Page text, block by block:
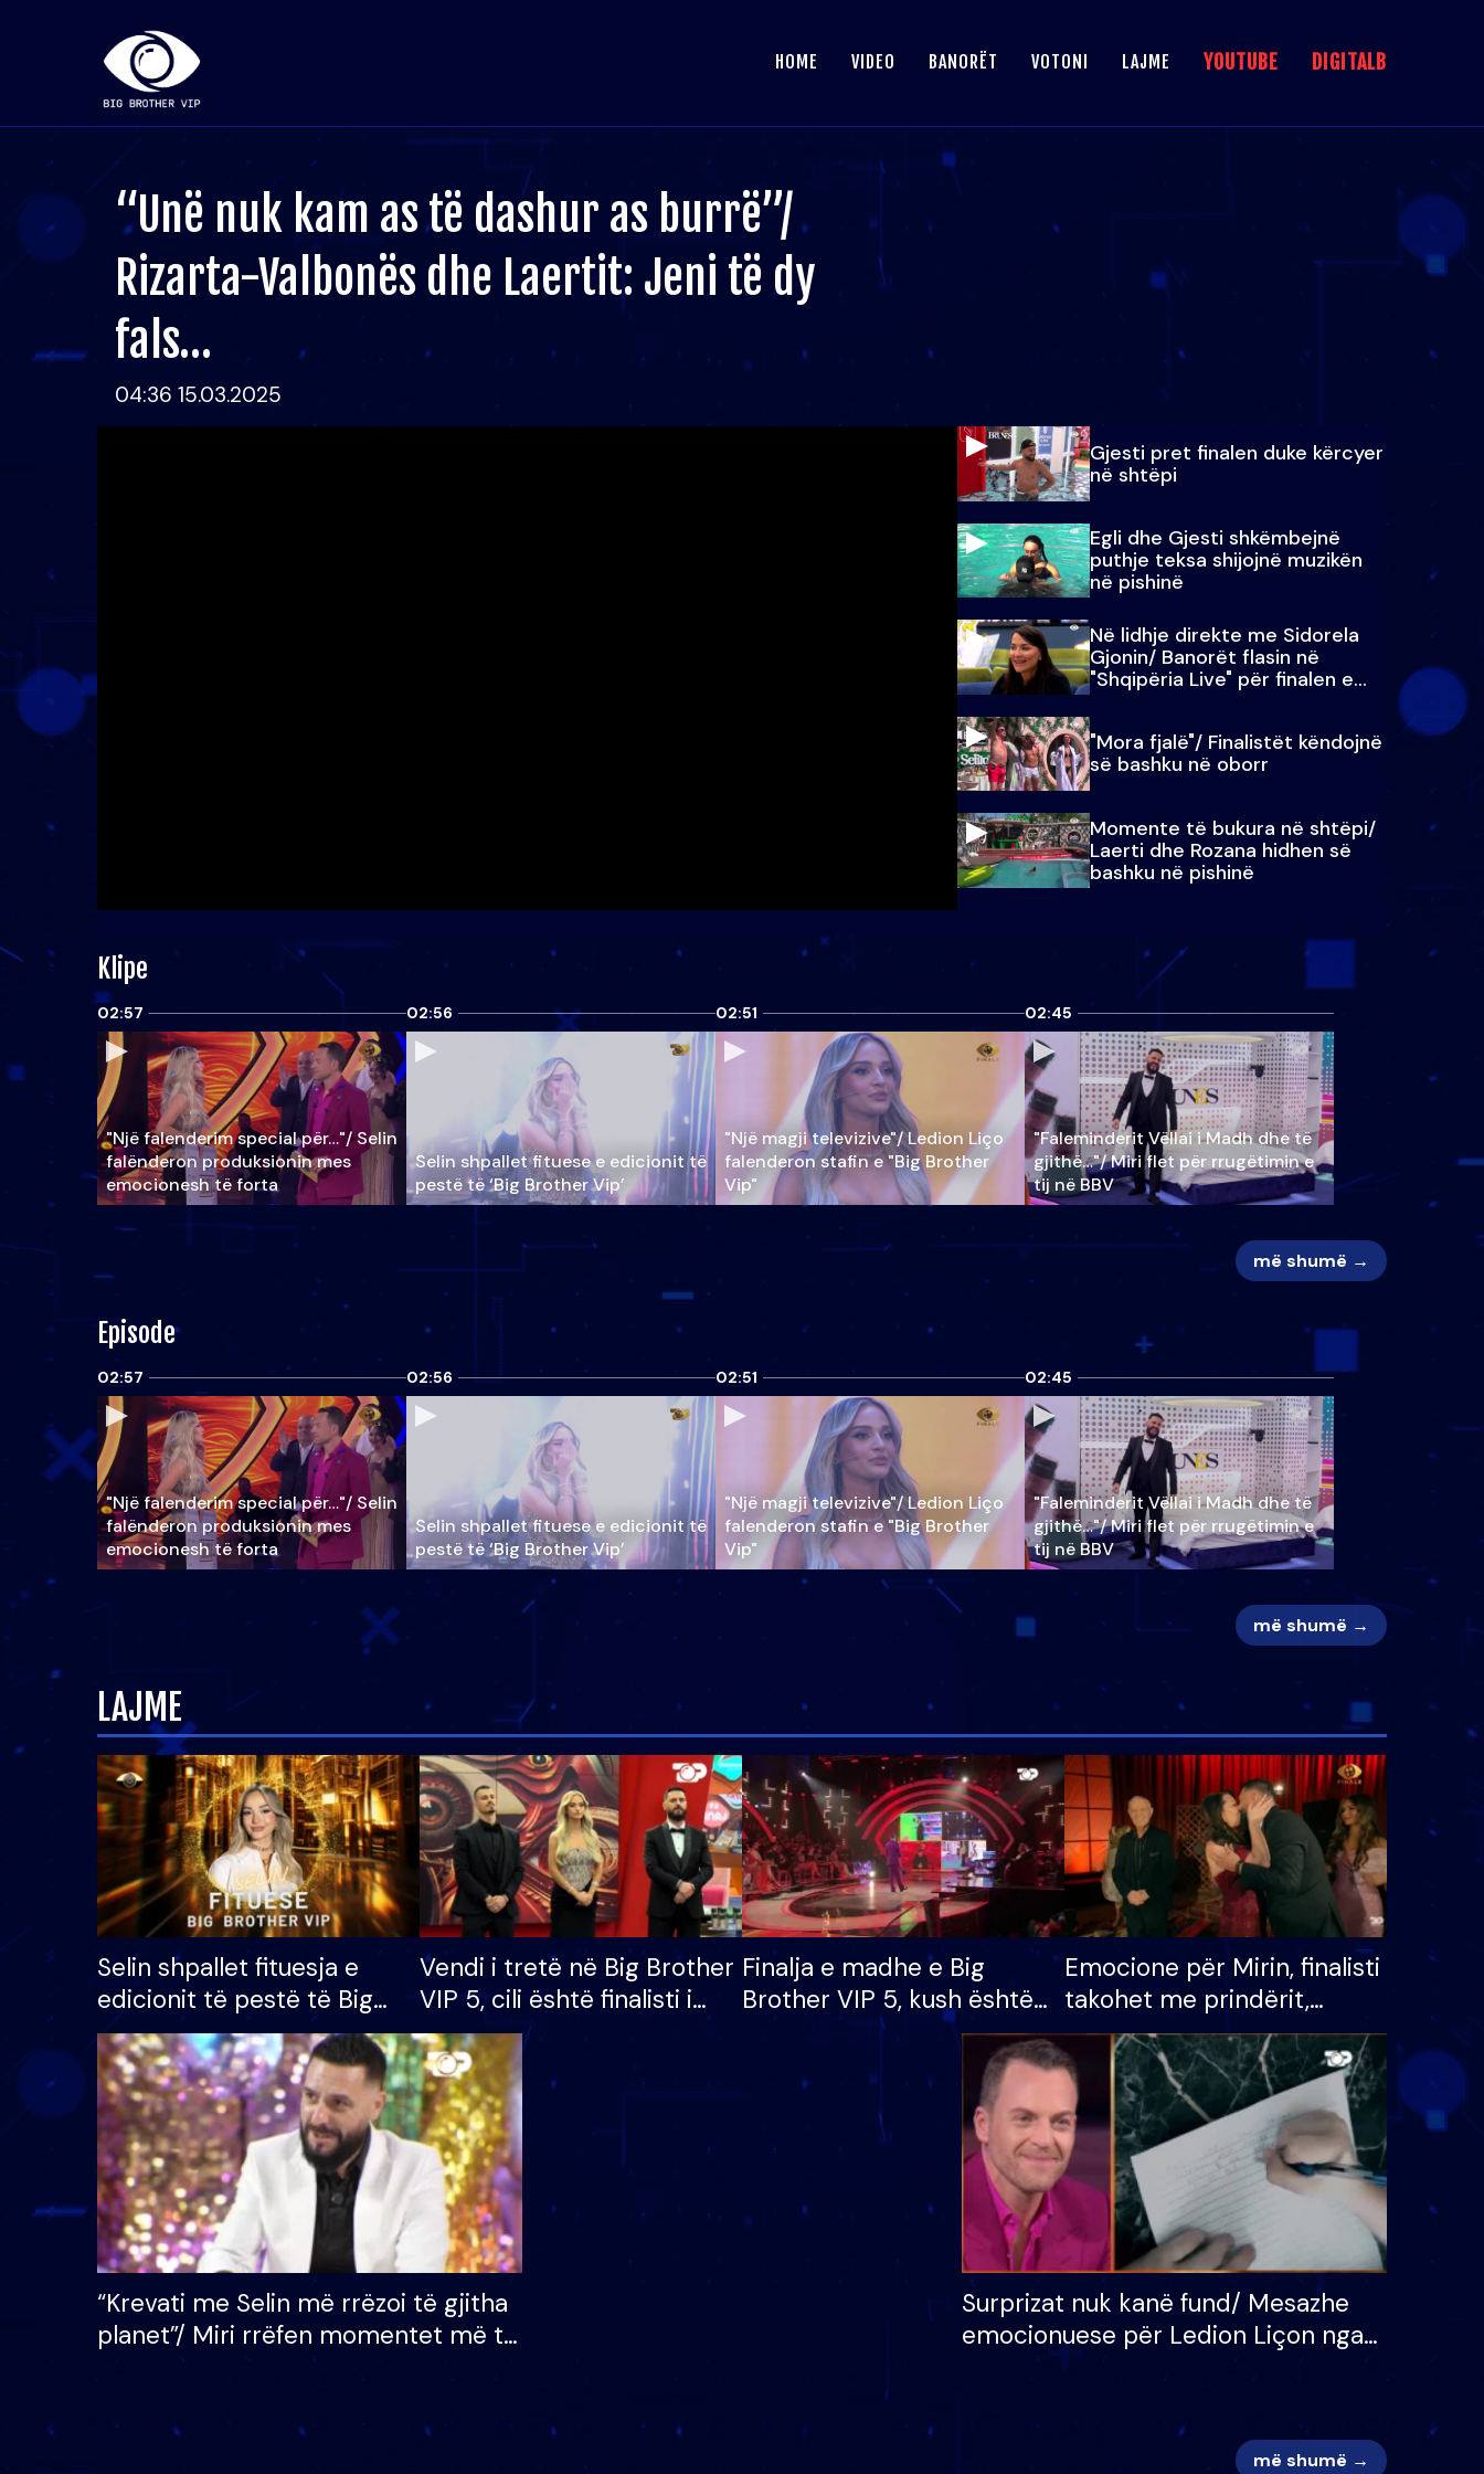
HOME VIDEO BANORËT VOTONI LAJME YOUTUBE DIGITALB
“Unë nuk kam as të dashur as burrë”/
Rizarta-Valbonës dhe Laertit: Jeni të dy
fals…
04:36 15.03.2025
Gjesti pret finalen duke kërcyer
në shtëpi
Egli dhe Gjesti shkëmbejnë
puthje teksa shijojnë muzikën
në pishinë
Në lidhje direkte me Sidorela
Gjonin/ Banorët flasin në
"Shqipëria Live" për finalen e
madhe
"Mora fjalë"/ Finalistët këndojnë
së bashku në oborr
Momente të bukura në shtëpi/
Laerti dhe Rozana hidhen së
bashku në pishinë
Klipe
02:57
"Një falenderim special për…"/ Selin
falënderon produksionin mes
emocionesh të forta
02:56
Selin shpallet fituese e edicionit të
pestë të ‘Big Brother Vip’
02:51
"Një magji televizive"/ Ledion Liço
falenderon stafin e "Big Brother
Vip"
02:45
"Faleminderit Vëllai i Madh dhe të
gjithë…"/ Miri flet për rrugëtimin e
tij në BBV
më shumë →
Episode
02:57
"Një falenderim special për…"/ Selin
falënderon produksionin mes
emocionesh të forta
02:56
Selin shpallet fituese e edicionit të
pestë të ‘Big Brother Vip’
02:51
"Një magji televizive"/ Ledion Liço
falenderon stafin e "Big Brother
Vip"
02:45
"Faleminderit Vëllai i Madh dhe të
gjithë…"/ Miri flet për rrugëtimin e
tij në BBV
më shumë →
LAJME
Selin shpallet fituesja e
edicionit të pestë të Big
Brother VIP, rrëmben
çmimin e madh prej 100
mijë eurosh
Vendi i tretë në Big Brother
VIP 5, cili është finalisti i
radhës që lë shtëpinë
Finalja e madhe e Big
Brother VIP 5, kush është
banori i parë që lë shtëpinë
dhe humb mundësinë për
të fituar çmimin e madh
Emocione për Mirin, finalisti
takohet me prindërit,
vajzën dhe bashkëshorten:
S’kemi ndonjë letër divorci
apo jo?
“Krevati me Selin më rrëzoi të gjitha
planet”/ Miri rrëfen momentet më të
bukura në shtëpinë e BB VIP: Do më
Surprizat nuk kanë fund/ Mesazhe
emocionuese për Ledion Liçon nga
nëna dhe fëmijët e tij, moderatori
më shumë →